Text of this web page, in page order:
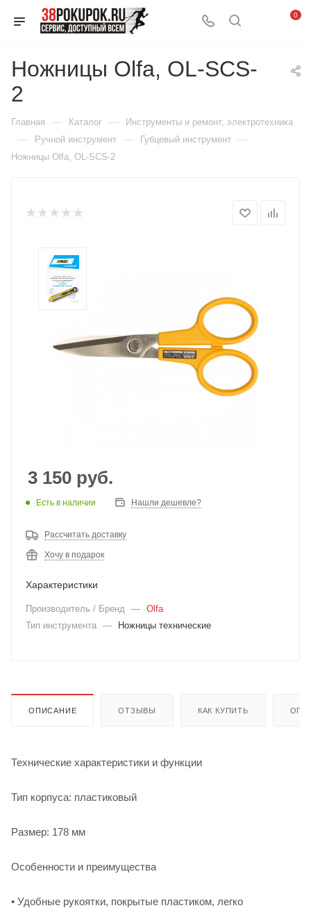
0
Ножницы Olfa, OL-SCS-
2
Главная — Каталог — Инструменты и ремонт, электротехника
— Ручной инструмент — Губцевый инструмент —
Ножницы Olfa, OL-SCS-2
3 150 руб.
Есть в наличии Нашли дешевле?
Рассчитать доставку
Хочу в подарок
Характеристики
Производитель / Бренд — Olfa
Тип инструмента — Ножницы технические
ОПИСАНИЕ ОТЗЫВЫ КАК КУПИТЬ
Технические характеристики и функции
Тип корпуса: пластиковый
Размер: 178 мм
Особенности и преимущества
• Удобные рукоятки, покрытые пластиком, легко